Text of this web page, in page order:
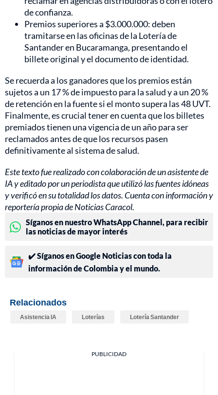
de confianza.
Premios superiores a $3.000.000: deben
tramitarse en las oficinas de la Lotería de
Santander en Bucaramanga, presentando el
billete original y el documento de identidad.
Se recuerda a los ganadores que los premios están
sujetos a un 17 % de impuesto para la salud y a un 20 %
de retención en la fuente si el monto supera las 48 UVT.
Finalmente, es crucial tener en cuenta que los billetes
premiados tienen una vigencia de un año para ser
reclamados antes de que los recursos pasen
definitivamente al sistema de salud.
Este texto fue realizado con colaboración de un asistente de
IA y editado por un periodista que utilizó las fuentes idóneas
y verificó en su totalidad los datos. Cuenta con información y
reportería propia de Noticias Caracol.
Síganos en nuestro WhatsApp Channel, para recibir
las noticias de mayor interés
✔️ Síganos en Google Noticias con toda la
información de Colombia y el mundo.
Relacionados
Asistencia IA Loterías Lotería Santander
PUBLICIDAD